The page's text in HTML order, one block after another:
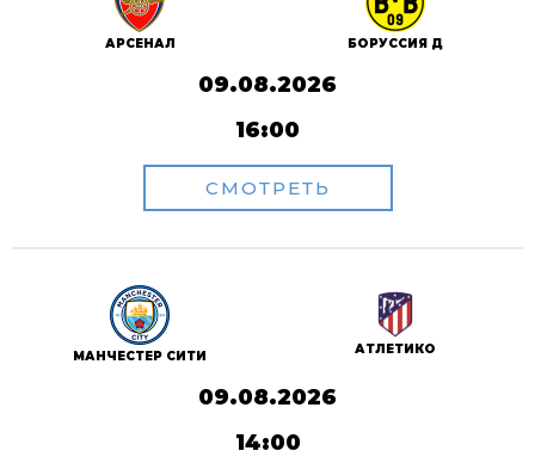
АРСЕНАЛ БОРУССИЯ Д
09.08.2026
16:00
СМОТРЕТЬ
МАНЧЕСТЕР СИТИ АТЛЕТИКО
09.08.2026
14:00